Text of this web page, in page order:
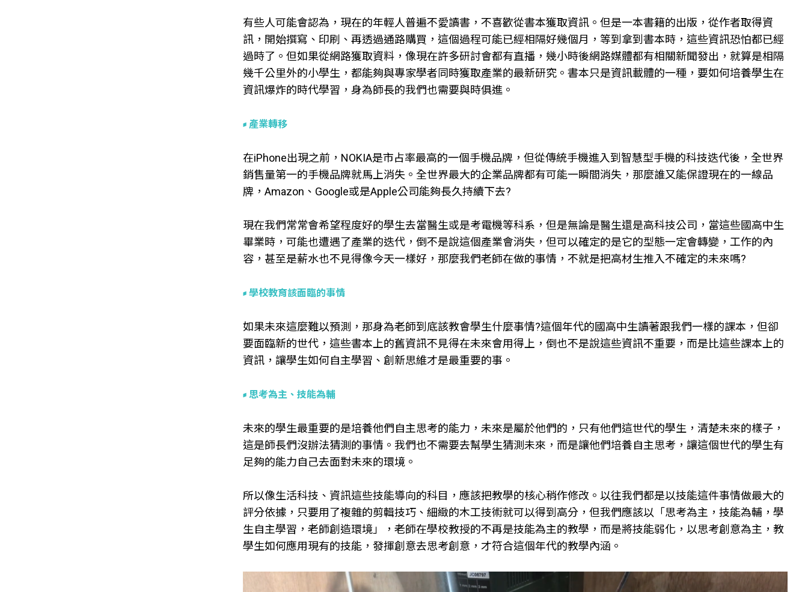
有些人可能會認為，現在的年輕人普遍不愛讀書，不喜歡從書本獲取資訊。但是一本書籍的出版，從作者取得資
訊，開始撰寫、印刷、再透過通路購買，這個過程可能已經相隔好幾個月，等到拿到書本時，這些資訊恐怕都已經
過時了。但如果從網路獲取資料，像現在許多研討會都有直播，幾小時後網路媒體都有相關新聞發出，就算是相隔
幾千公里外的小學生，都能夠與專家學者同時獲取產業的最新研究。書本只是資訊載體的一種，要如何培養學生在
資訊爆炸的時代學習，身為師長的我們也需要與時俱進。
產業轉移
在iPhone出現之前，NOKIA是市占率最高的一個手機品牌，但從傳統手機進入到智慧型手機的科技迭代後，全世界
銷售量第一的手機品牌就馬上消失。全世界最大的企業品牌都有可能一瞬間消失，那麼誰又能保證現在的一線品
牌，Amazon、Google或是Apple公司能夠長久持續下去?
現在我們常常會希望程度好的學生去當醫生或是考電機等科系，但是無論是醫生還是高科技公司，當這些國高中生
畢業時，可能也遭遇了產業的迭代，倒不是說這個產業會消失，但可以確定的是它的型態一定會轉變，工作的內
容，甚至是薪水也不見得像今天一樣好，那麼我們老師在做的事情，不就是把高材生推入不確定的未來嗎?
學校教育該面臨的事情
如果未來這麼難以預測，那身為老師到底該教會學生什麼事情?這個年代的國高中生讀著跟我們一樣的課本，但卻
要面臨新的世代，這些書本上的舊資訊不見得在未來會用得上，倒也不是說這些資訊不重要，而是比這些課本上的
資訊，讓學生如何自主學習、創新思維才是最重要的事。
思考為主、技能為輔
未來的學生最重要的是培養他們自主思考的能力，未來是屬於他們的，只有他們這世代的學生，清楚未來的樣子，
這是師長們沒辦法猜測的事情。我們也不需要去幫學生猜測未來，而是讓他們培養自主思考，讓這個世代的學生有
足夠的能力自己去面對未來的環境。
所以像生活科技、資訊這些技能導向的科目，應該把教學的核心稍作修改。以往我們都是以技能這件事情做最大的
評分依據，只要用了複雜的剪輯技巧、細緻的木工技術就可以得到高分，但我們應該以「思考為主，技能為輔，學
生自主學習，老師創造環境」，老師在學校教授的不再是技能為主的教學，而是將技能弱化，以思考創意為主，教
學生如何應用現有的技能，發揮創意去思考創意，才符合這個年代的教學內涵。